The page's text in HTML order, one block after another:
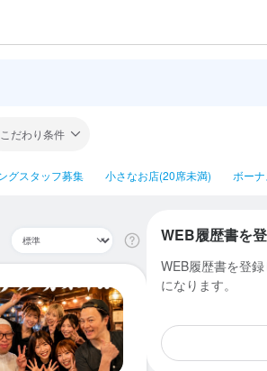
こだわり条件
グスタッフ募集 小さなお店(20席未満) ボー
WEB履歴書を
WEB履歴書を登
になります。